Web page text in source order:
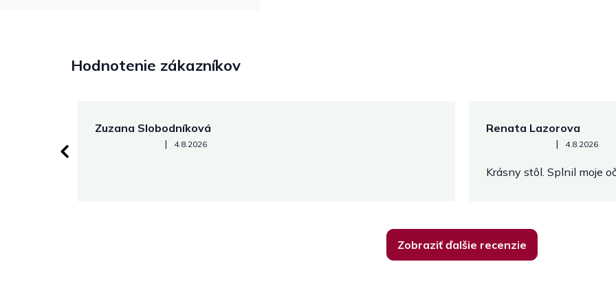
Hodnotenie zákazníkov
Zuzana Slobodníková
Hodnotenie obchodu je 5 z 5 hviezdičiek.
| 4.8.2026
Renata Lazorova
Hodnotenie obchodu je 5 z
| 4.8.2026
Krásny stôl. Splnil moje
Zobraziť ďalšie recenzie